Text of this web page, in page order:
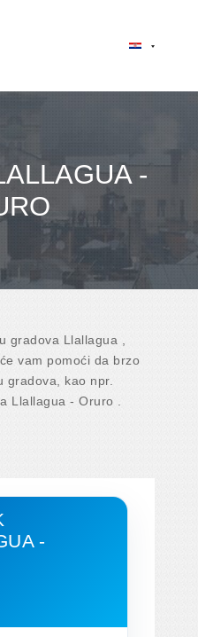
-
gradova Llallagua ,
vam pomoći da brzo
gradova, kao npr.
Llallagua - Oruro .
-